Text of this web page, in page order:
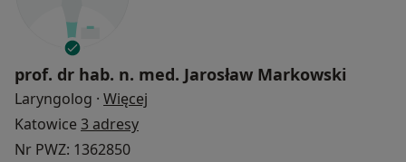
prof. dr hab. n. med. Jarosław Markowski
Laryngolog · Więcej
Katowice 3 adresy
Nr PWZ: 1362850